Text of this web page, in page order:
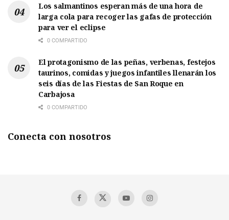
Los salmantinos esperan más de una hora de
larga cola para recoger las gafas de protección
para ver el eclipse
0 COMPARTIDO
El protagonismo de las peñas, verbenas, festejos
taurinos, comidas y juegos infantiles llenarán los
seis días de las Fiestas de San Roque en
Carbajosa
0 COMPARTIDO
Conecta con nosotros